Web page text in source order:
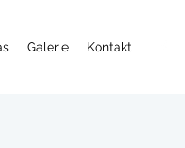
Galerie Kontakt